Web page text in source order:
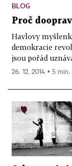
BLOG
Proč
Havlovy
demokracie
jsou pořád
26. 12. 2014 ▪ 5